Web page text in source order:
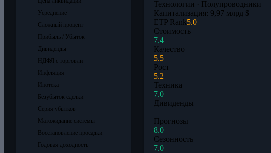
Усреднение
Сложный процент
Прибыль / Убыток
Дивиденды
НДФЛ с торговли
Инфляция
Ипотека
Безубыток сделки
Серия убытков
Матожидание системы
Восстановление просадки
Годовая доходность
Технологии · Полупроводники
Капитализация: 9,97 млрд $
ETP Rank5.0
Стоимость
7.4
Качество
5.5
Рост
5.2
Техника
7.0
Дивиденды
—
Прогнозы
8.0
Сезонность
7.0